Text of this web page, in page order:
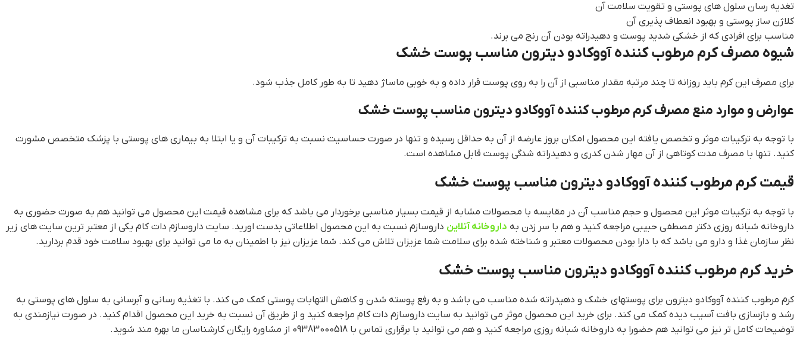
تغدیه رسان سلول های پوستی و تقویت سلامت آن
کلاژن ساز پوستی و بهبود انعطاف پذیری آن
مناسب برای افرادی که از خشکی شدید پوست و دهیدراته بودن آن رنج می برند.
شیوه مصرف کرم مرطوب کننده آووکادو دیترون مناسب پوست خشک
برای مصرف این کرم باید روزانه تا چند مرتبه مقدار مناسبی از آن را به روی پوست قرار داده و به خوبی ماساژ دهید تا به طور کامل جذب شود.
عوارض و موارد منع مصرف کرم مرطوب کننده آووکادو دیترون مناسب پوست خشک
با توجه به ترکیبات موثر و تخصص یافته این محصول امکان بروز عارضه از آن به حداقل رسیده و تنها در صورت حساسیت نسبت به ترکیبات آن و یا ابتلا به بیماری های پوستی با پزشک متخصص مشورت
کنید. تنها با مصرف مدت کوتاهی از آن مهار شدن کدری و دهیدراته شدگی پوست قابل مشاهده است.
قیمت کرم مرطوب کننده آووکادو دیترون مناسب پوست خشک
با توجه به ترکیبات موثر این محصول و حجم مناسب آن در مقایسه با محصولات مشابه از قیمت بسیار مناسبی برخوردار می باشد که برای مشاهده قیمت این محصول می توانید هم به صورت حضوری به
داروخانه شبانه روزی دکتر مصطفی حبیبی مراجعه کنید و هم با سر زدن به داروخانه آنلاین داروسازم نسبت به این محصول اطلاعاتی بدست اورید. سایت داروسازم دات کام یکی از معتبر ترین سایت های زیر
نظر سازمان غذا و دارو می باشد که با دارا بودن محصولات معتبر و شناخته شده برای سلامت شما عزیزان تلاش می کند. شما عزیزان نیز با اطمینان به ما می توانید برای بهبود سلامت خود قدم بردارید.
خرید کرم مرطوب کننده آووکادو دیترون مناسب پوست خشک
کرم مرطوب کننده آووکادو دیترون برای پوستهای خشک و دهیدراته شده مناسب می باشد و به رفع پوسته شدن و کاهش التهابات پوستی کمک می کند. با تغذیه رسانی و آبرسانی به سلول های پوستی به
رشد و بازسازی بافت آسیب دیده کمک می کند. برای خرید این محصول موثر می توانید به سایت داروسازم دات کام مراجعه کنید و از طریق آن نسبت به خرید این محصول اقدام کنید. در صورت نیازمندی به
توضیحات کامل تر نیز می توانید هم حضورا به داروخانه شبانه روزی مراجعه کنید و هم می توانید با برقراری تماس با 09383000518 از مشاوره رایگان کارشناسان ما بهره مند شوید.